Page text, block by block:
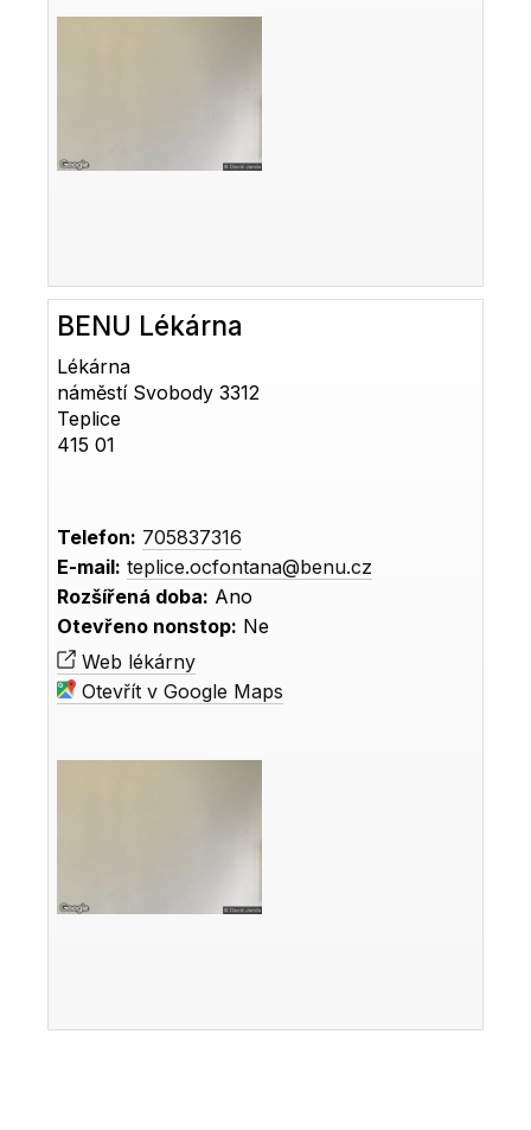
BENU Lékárna
Lékárna
náměstí Svobody 3312
Teplice
415 01
Telefon: 705837316
E-mail: teplice.ocfontana@benu.cz
Rozšířená doba: Ano
Otevřeno nonstop: Ne
Web lékárny
Otevřít v Google Maps